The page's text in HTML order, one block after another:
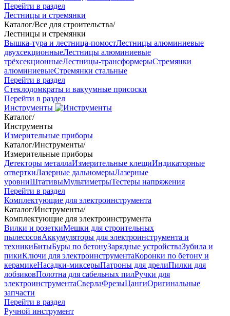
Перейти в раздел
Лестницы и стремянки
Каталог/Все для строительства/
Лестницы и стремянки
Вышка-тура и лестница-помостЛестницы алюминиевые
двухсекционныеЛестницы алюминиевые
трёхсекционныеЛестницы-трансформерыСтремянки
алюминиевыеСтремянки стальные
Перейти в раздел
Стеклодомкраты и вакуумные присоски
Перейти в раздел
Инструменты
Каталог/
Инструменты
Измерительные приборы
Каталог/Инструменты/
Измерительные приборы
Детекторы металлаИзмерительные клещиИндикаторные
отверткиЛазерные дальномерыЛазерные
уровниШтативыМультиметрыТестеры напряжения
Перейти в раздел
Комплектующие для электроинструмента
Каталог/Инструменты/
Комплектующие для электроинструмента
Вилки и розеткиМешки для строительных
пылесосовАккумуляторы для электроинструмента и
техникиБитыБуры по бетонуЗарядные устройстваЗубила и
пикиКлючи для электроинструментаКоронки по бетону и
керамикеНасадки-миксерыПатроны для дрелиПилки для
лобзиковПолотна для сабельных пилРучки для
электроинструментаСверлаФрезыЦангиОригинальные
запчасти
Перейти в раздел
Ручной инструмент